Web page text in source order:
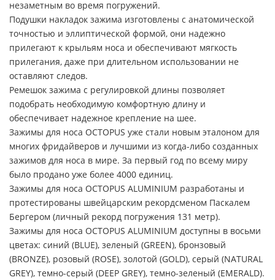
незаметным во время погружений.
Подушки накладок зажима изготовлены с анатомической
точностью и эллиптической формой, они надежно
прилегают к крыльям носа и обеспечивают мягкость
прилегания, даже при длительном использовании не
оставляют следов.
Ремешок зажима с регулировкой длины позволяет
подобрать необходимую комфортную длину и
обеспечивает надежное крепление на шее.
Зажимы для носа OCTOPUS уже стали новым эталоном для
многих фридайверов и лучшими из когда-либо созданных
зажимов для носа в мире. За первый год по всему миру
было продано уже более 4000 единиц.
Зажимы для носа OCTOPUS ALUMINIUM разработаны и
протестированы швейцарским рекордсменом Паскалем
Бергером (личный рекорд погружения 131 метр).
Зажимы для носа OCTOPUS ALUMINIUM доступны в восьми
цветах: синий (BLUE), зеленый (GREEN), бронзовый
(BRONZE), розовый (ROSE), золотой (GOLD), серый (NATURAL
GREY), темно-серый (DEEP GREY), темно-зеленый (EMERALD).